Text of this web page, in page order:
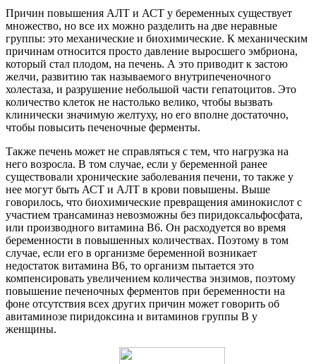
Причин повышения АЛТ и АСТ у беременных существует
множество, но все их можно разделить на две неравные
группы: это механические и биохимические. К механическим
причинам относится просто давление выросшего эмбриона,
который стал плодом, на печень. А это приводит к застою
желчи, развитию так называемого внутрипеченочного
холестаза, и разрушение небольшой части гепатоцитов. Это
количество клеток не настолько велико, чтобы вызвать
клинически значимую желтуху, но его вполне достаточно,
чтобы повысить печеночные ферменты.
Также печень может не справляться с тем, что нагрузка на
него возросла. В том случае, если у беременной ранее
существовали хронические заболевания печени, то также у
нее могут быть АСТ и АЛТ в крови повышены. Выше
говорилось, что биохимические превращения аминокислот с
участием трансаминаз невозможны без пиридоксальфосфата,
или производного витамина B6. Он расходуется во время
беременности в повышенных количествах. Поэтому в том
случае, если его в организме беременной возникает
недостаток витамина B6, то организм пытается это
компенсировать увеличением количества энзимов, поэтому
повышение печеночных ферментов при беременности на
фоне отсутствия всех других причин может говорить об
авитаминозе пиридоксина и витаминов группы B у
женщины.